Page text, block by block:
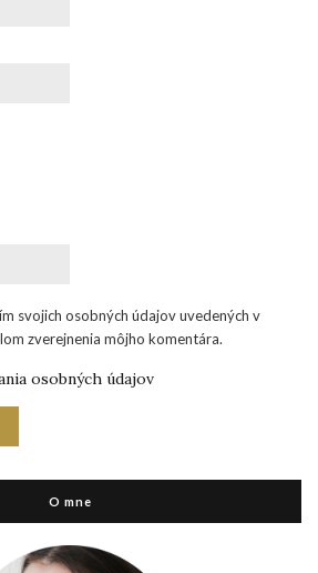
svojich osobných údajov uvedených v
zverejnenia môjho komentára.
osobných údajov
O mne